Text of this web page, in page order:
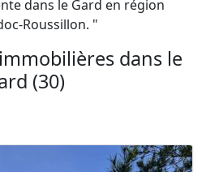
dans le Gard en région
Roussillon. "
dans le
(30)